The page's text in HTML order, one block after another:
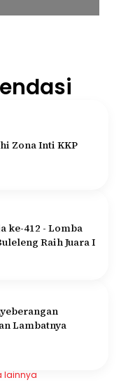
Zona Inti KKP
ke-412 - Lomba
Raih Juara I
Lambatnya
lainnya